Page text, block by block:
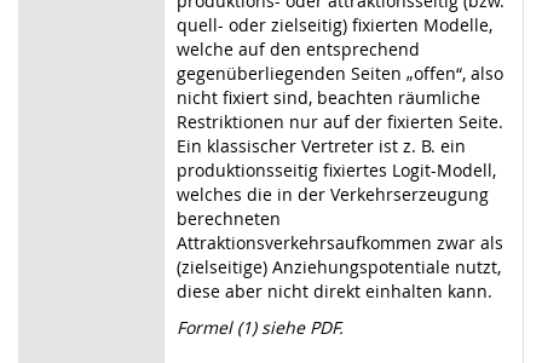
quell- oder zielseitig) fixierten Modelle,
welche auf den entsprechend
gegenüberliegenden Seiten „offen“, also
nicht fixiert sind, beachten räumliche
Restriktionen nur auf der fixierten Seite.
Ein klassischer Vertreter ist z. B. ein
produktionsseitig fixiertes Logit-Modell,
welches die in der Verkehrserzeugung
berechneten
Attraktionsverkehrsaufkommen zwar als
(zielseitige) Anziehungspotentiale nutzt,
diese aber nicht direkt einhalten kann.
Formel (1) siehe PDF.